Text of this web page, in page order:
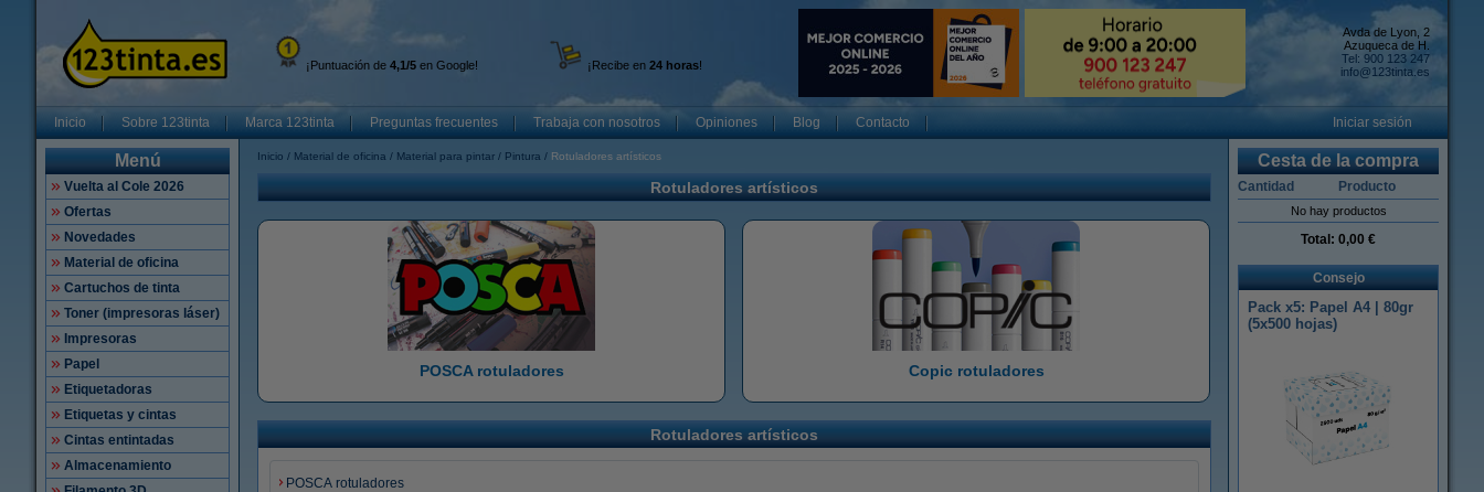
¡Puntuación de 4,1/5 en Google! ¡Recibe en 24 horas!
Avda de Lyon, 2
Azuqueca de H.
Tel: 900 123 247
info@123tinta.es
Inicio Sobre 123tinta Marca 123tinta Preguntas frecuentes Trabaja con nosotros Opiniones Blog Contacto Iniciar sesión
Menú
Vuelta al Cole 2026
Ofertas
Novedades
Material de oficina
Cartuchos de tinta
Toner (impresoras láser)
Impresoras
Papel
Etiquetadoras
Etiquetas y cintas
Cintas entintadas
Almacenamiento
Inicio Material de oficina Material para pintar Pintura Rotuladores artísticos
Rotuladores artísticos
POSCA rotuladores Copic rotuladores
Rotuladores artísticos
POSCA rotuladores
Cesta de la compra
Cantidad Producto
No hay productos
Total: 0,00 €
Consejo
Pack x5: Papel A4 | 80gr
(5x500 hojas)